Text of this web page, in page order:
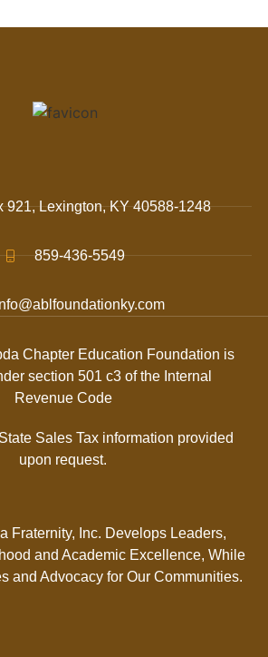
921, Lexington, KY 40588-1248
859-436-5549
Chapter Education Foundation is
section 501 c3 of the Internal
Revenue Code
Sales Tax information provided
upon request.
Fraternity, Inc. Develops Leaders,
and Academic Excellence, While
and Advocacy for Our Communities.